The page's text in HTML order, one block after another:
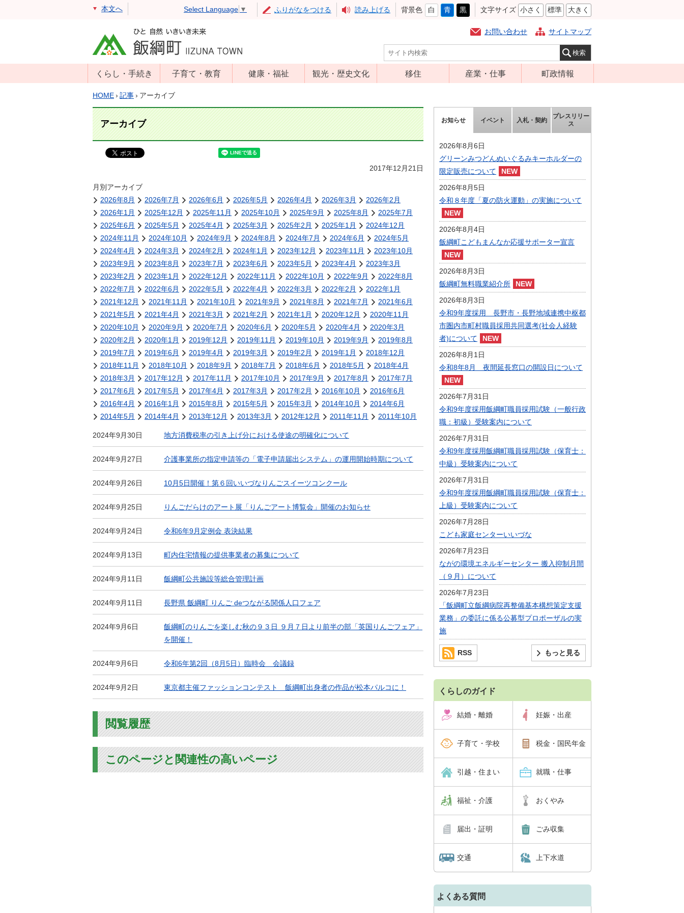
本文へ Select Language ▼ ふりがなをつける 読み上げる 背景色 白 青 黒 文字サイズ 小さく 標準 大きく
お問い合わせ サイトマップ
くらし・手続き
戸籍・住民票・
住民登録
マイナンバー
消防・防災
年金・保険
税金
住まい・土地
環境・ゴミ
上下水道
交通・道路
安全・防犯
ペット・動物
相談窓口
子育て・教育
年齢別子育て情
生涯学習
学校教育・奨学
金
人権・平和啓発
学校給食
児童クラブ
飯綱町コミュニ
ティスクール
健康・福祉
高齢者福祉
障害福祉
保健・医療
食育
観光・歴史文化
アップルミュー
文化財
移住 産業・仕事
就労支援
農林業振興
届出・証明・法
令・規制
企業の税金
入札・契約
指定管理者制度
人材募集
町政情報
組織案内
庁舎案内
ふるさと納税
人事・職員募集
まちづくり
庁舎建設
HOME› 記事› アーカイブ
アーカイブ
2017年12月21日
月別アーカイブ
2026年8月
2026年7月 2026年6月 2026年5月 2026年4月 2026年3月
2026年2月
2026年1月
2025年12月 2025年11月 2025年10月 2025年9月 2025年8月
2025年7月
2025年6月
2025年5月 2025年4月 2025年3月 2025年2月 2025年1月
2024年12月
2024年11月
2024年10月 2024年9月 2024年8月 2024年7月 2024年6月
2024年5月
2024年4月
2024年3月 2024年2月 2024年1月 2023年12月 2023年11月
2023年10月
2023年9月
2023年8月 2023年7月 2023年6月 2023年5月 2023年4月
2023年3月
2023年2月
2023年1月 2022年12月 2022年11月 2022年10月 2022年9月
2022年8月
2022年7月
2022年6月 2022年5月 2022年4月 2022年3月 2022年2月
2022年1月
2021年12月
2021年11月 2021年10月 2021年9月 2021年8月 2021年7月
2021年6月
2021年5月
2021年4月 2021年3月 2021年2月 2021年1月 2020年12月
2020年11月
2020年10月
2020年9月 2020年7月 2020年6月 2020年5月 2020年4月
2020年3月
2020年2月
2020年1月 2019年12月 2019年11月 2019年10月 2019年9月
2019年8月
2019年7月
2019年6月 2019年4月 2019年3月 2019年2月 2019年1月
2018年12月
2018年11月
2018年10月 2018年9月 2018年7月 2018年6月 2018年5月
2018年4月
2018年3月
2017年12月 2017年11月 2017年10月 2017年9月 2017年8月
2017年7月
2017年6月
2017年5月 2017年4月 2017年3月 2017年2月 2016年10月
2016年6月
2016年4月
2016年1月 2015年8月 2015年5月 2015年3月 2014年10月
2014年6月
2014年5月
2014年4月 2013年12月 2013年3月 2012年12月 2011年11月 2011年10月
2024年9月30日 地方消費税率の引き上げ分における使途の明確化について
2024年9月27日 介護事業所の指定申請等の「電子申請届出システム」の運用開始時期について
2024年9月26日 10月5日開催！第６回いいづなりんごスイーツコンクール
2024年9月25日 りんごだらけのアート展「りんごアート博覧会」開催のお知らせ
2024年9月24日 令和6年9月定例会 表決結果
2024年9月13日 町内住宅情報の提供事業者の募集について
2024年9月11日 飯綱町公共施設等総合管理計画
2024年9月11日 長野県 飯綱町 りんご deつながる関係人口フェア
2024年9月6日
飯綱町のりんごを楽しむ秋の９３日 ９月７日より前半の部「英国りんごフェア」
を開催！
2024年9月6日 令和6年第2回（8月5日）臨時会 会議録
2024年9月2日 東京都主催ファッションコンテスト 飯綱町出身者の作品が松本パルコに！
閲覧履歴
このページと関連性の高いページ
お知らせ イベント 入札・契約
プレスリリー
ス
2026年8月6日
グリーンみつどんぬいぐるみキーホルダーの
限定販売について
2026年8月5日
令和８年度「夏の防火運動」の実施について
2026年8月4日
飯綱町こどもまんなか応援サポーター宣言
2026年8月3日
飯綱町無料職業紹介所
2026年8月3日
令和9年度採用 長野市・長野地域連携中枢都
市圏内市町村職員採用共同選考(社会人経験
者)について
2026年8月1日
令和8年8月 夜間延長窓口の開設日について
2026年7月31日
令和9年度採用飯綱町職員採用試験（一般行政
職：初級）受験案内について
2026年7月31日
令和9年度採用飯綱町職員採用試験（保育士：
中級）受験案内について
2026年7月31日
令和9年度採用飯綱町職員採用試験（保育士：
上級）受験案内について
2026年7月28日
こども家庭センターいいづな
2026年7月23日
ながの環境エネルギーセンター 搬入抑制月間
（９月）について
2026年7月23日
「飯綱町立飯綱病院再整備基本構想策定支援
業務」の委託に係る公募型プロポーザルの実
施
もっと見る
RSS
くらしのガイド
結婚・離婚 妊娠・出産
子育て・学校 税金・国民年金
引越・住まい 就職・仕事
福祉・介護 おくやみ
届出・証明 ごみ収集
交通 上下水道
よくある質問